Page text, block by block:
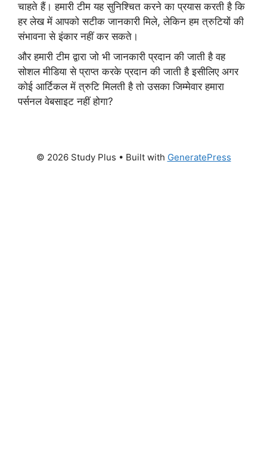
चाहते हैं। हमारी टीम यह सुनिश्चित करने का प्रयास करती है कि
हर लेख में आपको सटीक जानकारी मिले, लेकिन हम त्रुटियों की
संभावना से इंकार नहीं कर सकते।
और हमारी टीम द्वारा जो भी जानकारी प्रदान की जाती है वह
सोशल मीडिया से प्राप्त करके प्रदान की जाती है इसीलिए अगर
कोई आर्टिकल में त्रुटि मिलती है तो उसका जिम्मेवार हमारा
पर्सनल वेबसाइट नहीं होगा?
© 2026 Study Plus • Built with GeneratePress